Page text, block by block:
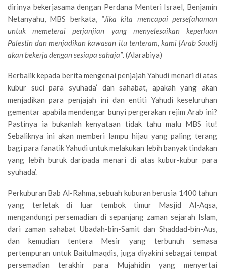
dirinya bekerjasama dengan Perdana Menteri Israel, Benjamin
Netanyahu, MBS berkata, “Jika kita mencapai persefahaman
untuk memeterai perjanjian yang menyelesaikan keperluan
Palestin dan menjadikan kawasan itu tenteram, kami [Arab Saudi]
akan bekerja dengan sesiapa sahaja”. (Alarabiya)
Berbalik kepada berita mengenai penjajah Yahudi menari di atas
kubur suci para syuhada’ dan sahabat, apakah yang akan
menjadikan para penjajah ini dan entiti Yahudi keseluruhan
gementar apabila mendengar bunyi pergerakan rejim Arab ini?
Pastinya ia bukanlah kenyataan tidak tahu malu MBS itu!
Sebaliknya ini akan memberi lampu hijau yang paling terang
bagi para fanatik Yahudi untuk melakukan lebih banyak tindakan
yang lebih buruk daripada menari di atas kubur-kubur para
syuhada’.
Perkuburan Bab Al-Rahma, sebuah kuburan berusia 1400 tahun
yang terletak di luar tembok timur Masjid Al-Aqsa,
mengandungi persemadian di sepanjang zaman sejarah Islam,
dari zaman sahabat Ubadah-bin-Samit dan Shaddad-bin-Aus,
dan kemudian tentera Mesir yang terbunuh semasa
pertempuran untuk Baitulmaqdis, juga diyakini sebagai tempat
persemadian terakhir para Mujahidin yang menyertai